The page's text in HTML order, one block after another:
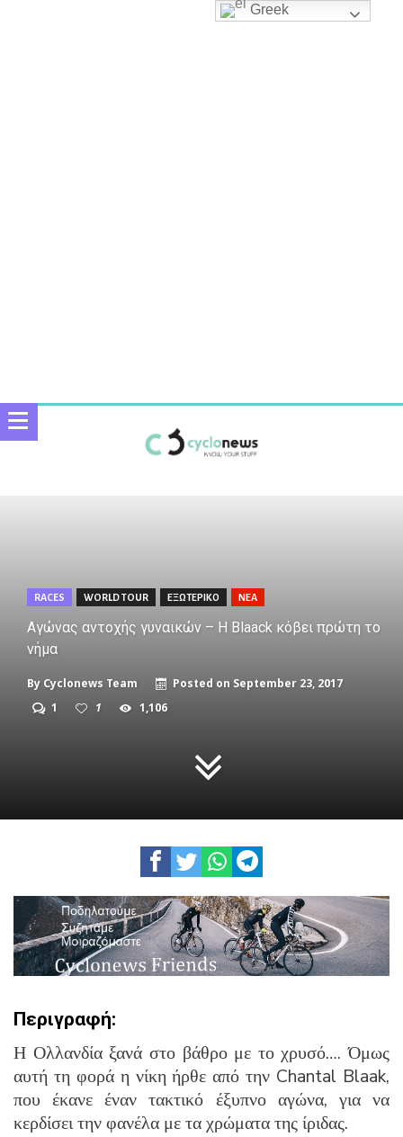
RACES WORLD TOUR ΕΞΩΤΕΡΙΚΟ ΝΕΑ
Αγώνας αντοχής γυναικών – Η Blaack κόβει πρώτη το
νήμα
By Cyclonews Team Posted on September 23, 2017
1
1 1,106
Περιγραφή:
Η Ολλανδία ξανά στο βάθρο με το χρυσό…. Όμως
αυτή τη φορά η νίκη ήρθε από την Chantal Blaak,
που έκανε έναν τακτικό έξυπνο αγώνα, για να
κερδίσει την φανέλα με τα χρώματα της ίριδας.
Greek